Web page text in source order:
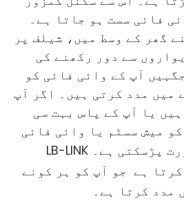
فائی سست ہو جاتا ہے۔
گھر کے وسط میں، شیلف پر
سے دور رکھنے کی
آپ کے وائی فائی کو
میں مدد کرتی ہیں۔ اگر آپ
یا آپ کے پاس بہت سی
میش سسٹم یا وائی فائی
پڑسکتی ہے۔ LB-LINK
ہے جو آپ کو ہر کونے
مدد کرتا ہے۔